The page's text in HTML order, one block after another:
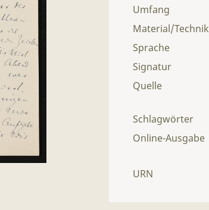
Umfang
Material/Technik
Sprache
Signatur
Quelle
Schlagwörter
Online-Ausgabe
URN